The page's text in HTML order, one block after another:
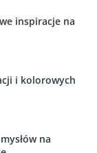
inspiracje na
i kolorowych
na